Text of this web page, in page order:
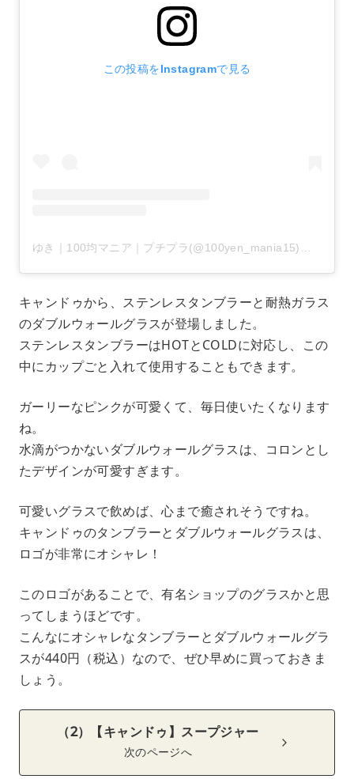
この投稿をInstagramで見る
ゆき｜100均マニア｜プチプラ(@100yen_mania15)がシェアした投稿
キャンドゥから、ステンレスタンブラーと耐熱ガラス
のダブルウォールグラスが登場しました。
ステンレスタンブラーはHOTとCOLDに対応し、この
中にカップごと入れて使用することもできます。
ガーリーなピンクが可愛くて、毎日使いたくなります
ね。
水滴がつかないダブルウォールグラスは、コロンとし
たデザインが可愛すぎます。
可愛いグラスで飲めば、心まで癒されそうですね。
キャンドゥのタンブラーとダブルウォールグラスは、
ロゴが非常にオシャレ！
このロゴがあることで、有名ショップのグラスかと思
ってしまうほどです。
こんなにオシャレなタンブラーとダブルウォールグラ
スが440円（税込）なので、ぜひ早めに買っておきま
しょう。
（2）【キャンドゥ】スープジャー
次のページへ